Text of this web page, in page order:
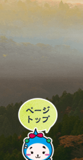
ペ
ー
ジ
ト
ッ